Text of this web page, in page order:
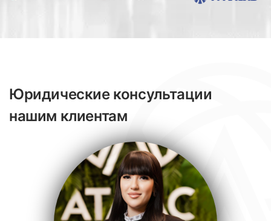
Юридические консультации
нашим клиентам